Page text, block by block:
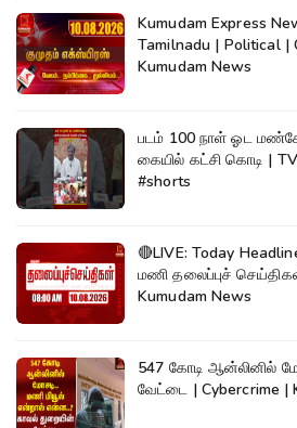
Kumudam Express
Tamilnadu | Political |
Kumudam News
படம் 100 நாள் ஓட
கையில் கட்சி கொடி |
#shorts
🔴LIVE: Today
மணி தலைப்புச்
Kumudam News
547 கோடி ஆன்லினில்
வேட்டை | Cybercrime |